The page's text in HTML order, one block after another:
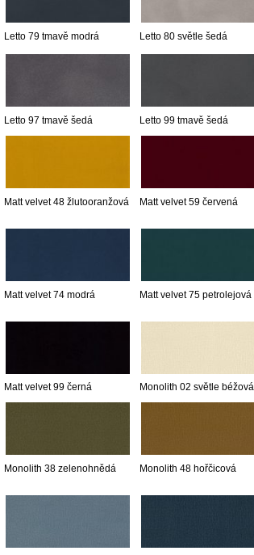
Letto 79 tmavě modrá Letto 80 světle šedá
Letto 97 tmavě šedá Letto 99 tmavě šedá
Matt velvet 48 žlutooranžová Matt velvet 59 červená
Matt velvet 74 modrá Matt velvet 75 petrolejová
Matt velvet 99 černá Monolith 02 světle béžová
Monolith 38 zelenohnědá Monolith 48 hořčicová